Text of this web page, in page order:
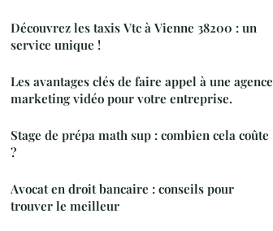
Découvrez les taxis Vtc à Vienne 38200 : un
service unique !
Les avantages clés de faire appel à une agence
marketing vidéo pour votre entreprise.
Stage de prépa math sup : combien cela coûte
?
Avocat en droit bancaire : conseils pour
trouver le meilleur